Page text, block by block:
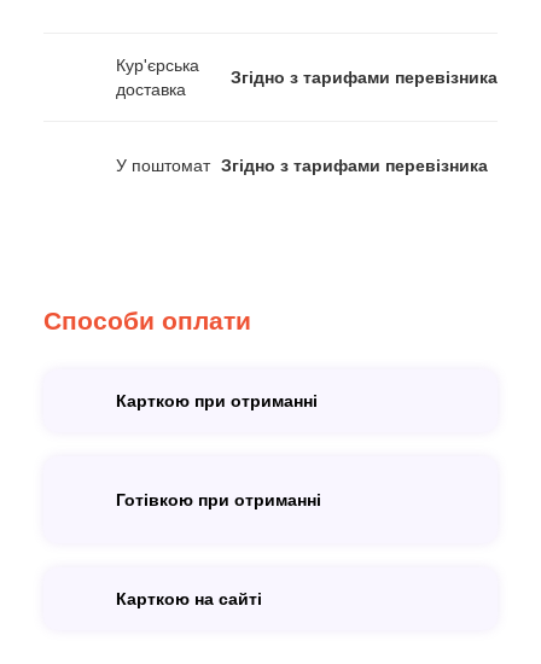
Кур'єрська
доставка
Згідно з тарифами перевізника
У поштомат Згідно з тарифами перевізника
Способи оплати
Карткою при отриманні
Готівкою при отриманні
Карткою на сайті